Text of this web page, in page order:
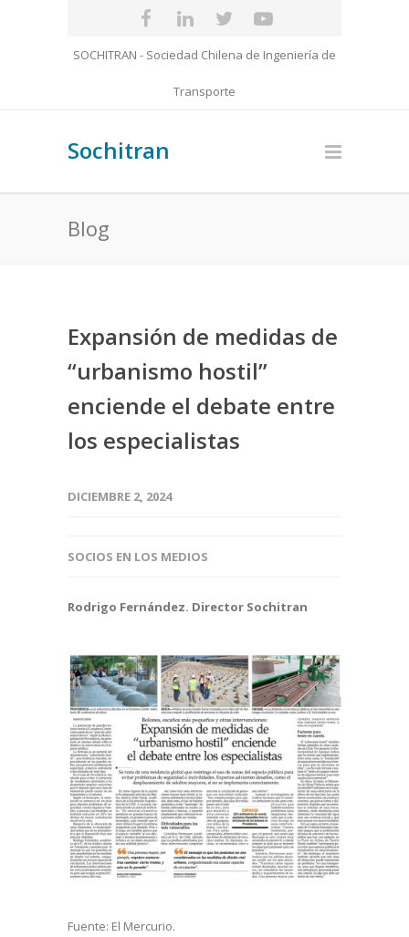
SOCHITRAN - Sociedad Chilena de Ingeniería de
Transporte
Sochitran
Blog
Expansión de medidas de
“urbanismo hostil”
enciende el debate entre
los especialistas
DICIEMBRE 2, 2024
SOCIOS EN LOS MEDIOS
Rodrigo Fernández. Director Sochitran
Fuente: El Mercurio.